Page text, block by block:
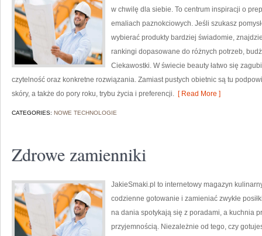
w chwilę dla siebie. To centrum inspiracji o
emaliach paznokciowych. Jeśli szukasz
wybierać produkty bardziej świadomie,
rankingi dopasowane do różnych potrzeb,
Ciekawostki. W świecie beauty łatwo się
czytelność oraz konkretne rozwiązania. Zamiast pustych obietnic są tu
skóry, a także do pory roku, trybu życia i preferencji. [ Read More ]
CATEGORIES: NOWE TECHNOLOGIE
Zdrowe zamienniki
JakieSmaki.pl to internetowy magazyn
codzienne gotowanie i zamieniać zwykłe
na dania spotykają się z poradami, a kuchnia
przyjemnością. Niezależnie od tego, czy